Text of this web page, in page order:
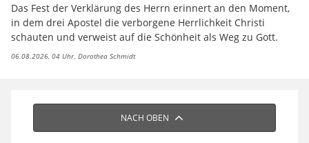
Das Fest der Verklärung des Herrn erinnert an den Moment,
in dem drei Apostel die verborgene Herrlichkeit Christi
schauten und verweist auf die Schönheit als Weg zu Gott.
06.08.2026, 04 Uhr Dorothea Schmidt
NACH OBEN